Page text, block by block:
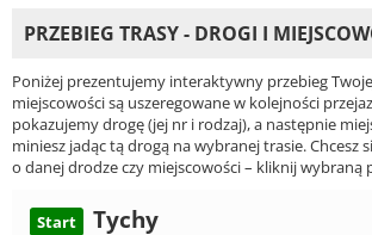
PRZEBIEG TRASY - DROGI I
Poniżej prezentujemy interaktywny przebieg
miejscowości są uszeregowane w kolejności
pokazujemy drogę (jej nr i rodzaj), a następnie
miniesz jadąc tą drogą na wybranej trasie. Chcesz
o danej drodze czy miejscowości – kliknij wybraną
Start Tychy